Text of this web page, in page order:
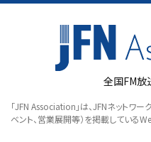
全国FM放
「JFN Association」は、JFNネットワ
ベント、営業展開等）を掲載している